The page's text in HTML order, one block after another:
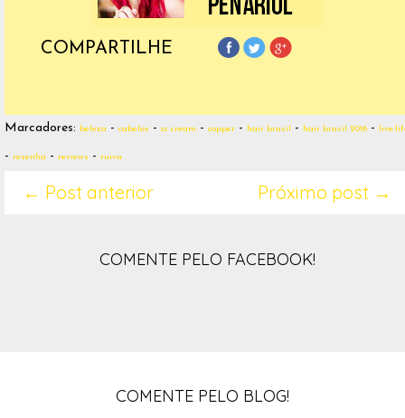
COMPARTILHE
Marcadores: beleza - cabelos - cc cream - copper - hair brasil - hair brasil 2016 -
- resenha - reviews - ruiva
Próximo post →
← Post anterior
COMENTE PELO FACEBOOK!
COMENTE PELO BLOG!